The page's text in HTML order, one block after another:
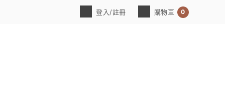
登入/註冊 購物車 0